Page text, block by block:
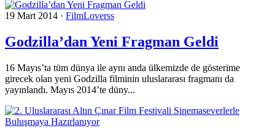
19 Mart 2014 · FilmLoverss
Godzilla’dan Yeni Fragman Geldi
16 Mayıs’ta tüm dünya ile aynı anda ülkemizde de gösterime
girecek olan yeni Godzilla filminin uluslararası fragmanı da
yayınlandı. Mayıs 2014’te düny...